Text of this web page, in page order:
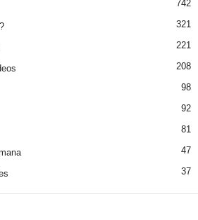
742
321
221
208
98
92
81
47
37